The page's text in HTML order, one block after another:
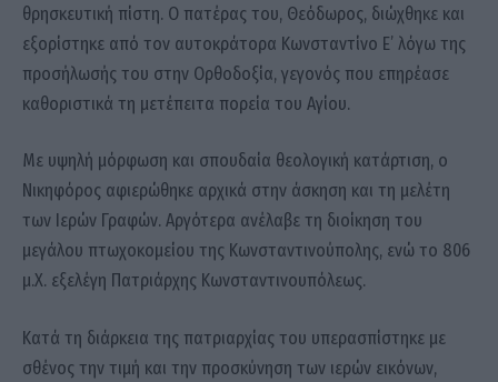
θρησκευτική πίστη. Ο πατέρας του, Θεόδωρος, διώχθηκε και
εξορίστηκε από τον αυτοκράτορα Κωνσταντίνο Ε’ λόγω της
προσήλωσής του στην Ορθοδοξία, γεγονός που επηρέασε
καθοριστικά τη μετέπειτα πορεία του Αγίου.
Με υψηλή μόρφωση και σπουδαία θεολογική κατάρτιση, ο
Νικηφόρος αφιερώθηκε αρχικά στην άσκηση και τη μελέτη
των Ιερών Γραφών. Αργότερα ανέλαβε τη διοίκηση του
μεγάλου πτωχοκομείου της Κωνσταντινούπολης, ενώ το 806
μ.Χ. εξελέγη Πατριάρχης Κωνσταντινουπόλεως.
Κατά τη διάρκεια της πατριαρχίας του υπερασπίστηκε με
σθένος την τιμή και την προσκύνηση των ιερών εικόνων,